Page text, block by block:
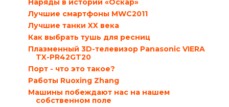
Наряды в истории «Оскар»
Лучшие смартфоны MWC2011
Лучшие танки XX века
Как выбрать тушь для ресниц
Плазменный 3D-телевизор Panasonic VIERA
TX-PR42GT20
Порт - что это такое?
Работы Ruoxing Zhang
Машины побеждают нас на нашем
собственном поле